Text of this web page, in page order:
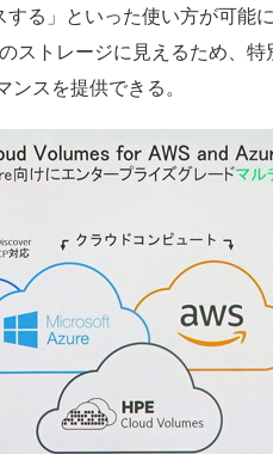
する」といった使い方が可能
ストレージに見えるため、
ンスを提供できる。